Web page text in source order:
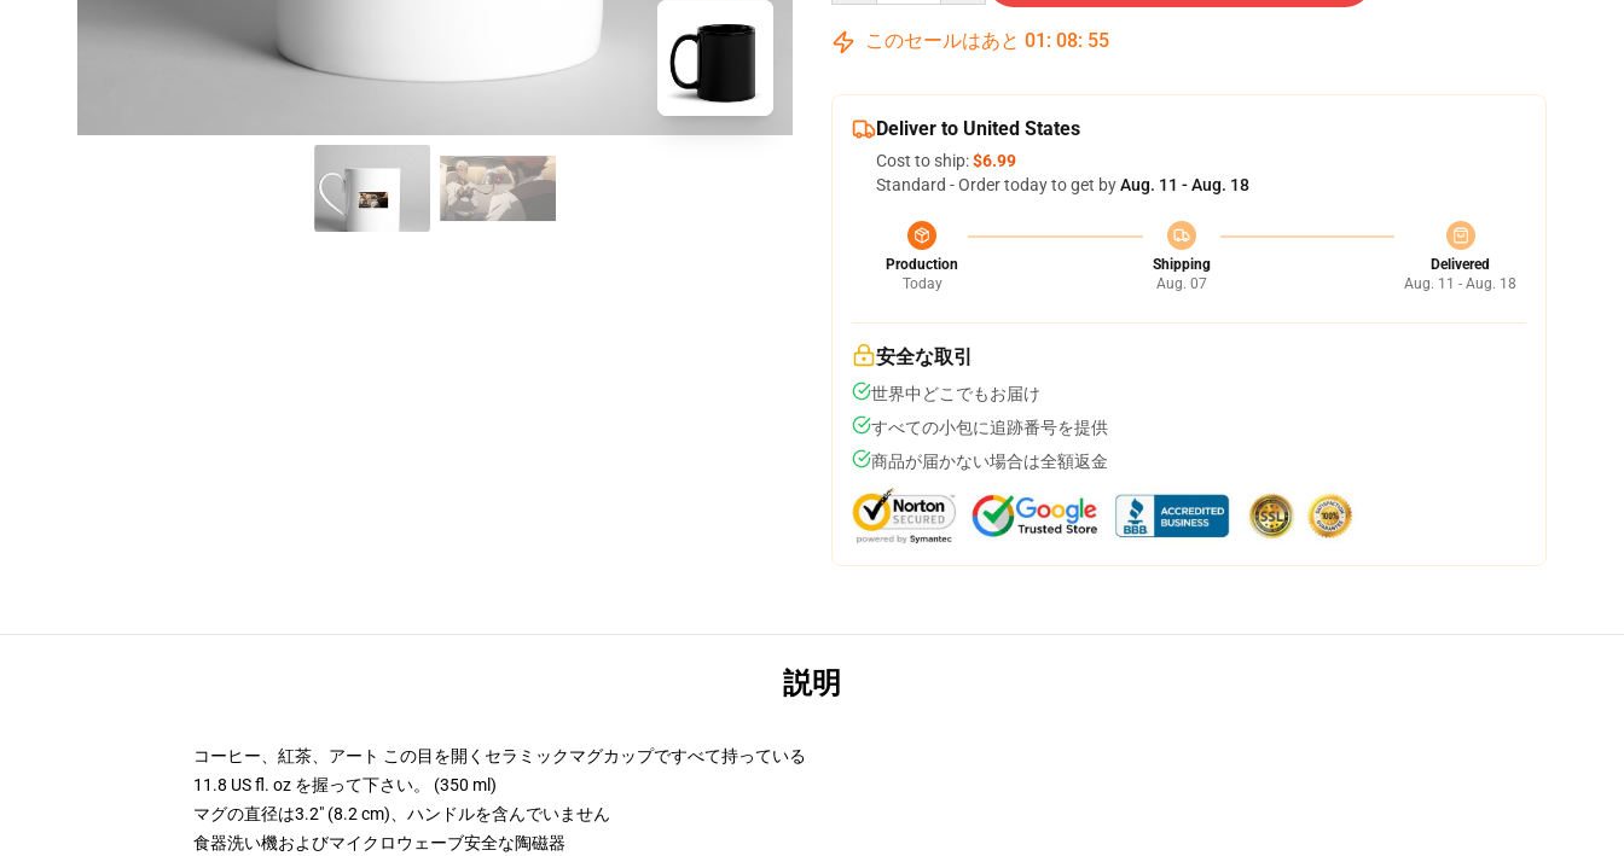
このセールはあと 01 : 08: 54
Deliver to United States
Cost to ship:$6.99
Standard - Order today to get byAug. 11 - Aug. 18
Production
Today
Shipping
Aug. 07
Delivered
Aug. 11 - Aug. 18
安全な取引
世界中どこでもお届け
すべての小包に追跡番号を提供
商品が届かない場合は全額返金
説明
コーヒー、紅茶、アート この目を開くセラミックマグカップですべて持っている
11.8 US fl. oz を握って下さい。 (350 ml)
マグの直径は3.2" (8.2 cm)、ハンドルを含んでいません
食器洗い機およびマイクロウェーブ安全な陶磁器